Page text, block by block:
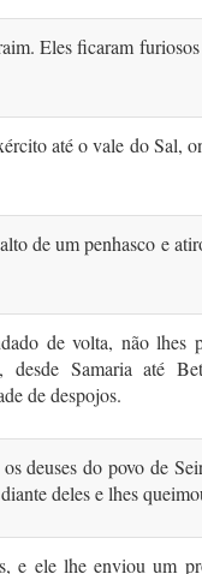
Eles ficaram
até o vale do Sal,
de um penhasco e
de volta, não lhes
Samaria até
de despojos.
deuses do povo de
deles e lhes
e ele lhe enviou um